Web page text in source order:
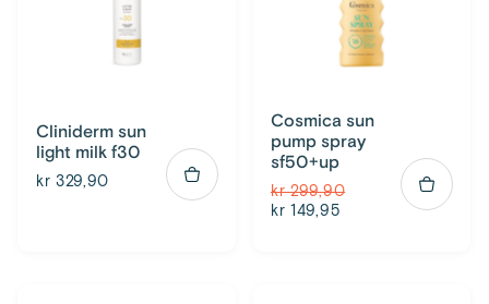
Cliniderm sun
light milk f30
kr 329,90
Cosmica sun
pump spray
sf50+up
kr 299,90
kr 149,95